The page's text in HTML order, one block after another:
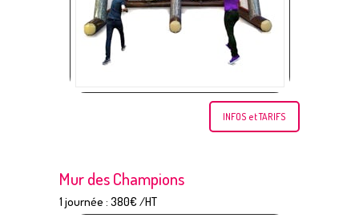
INFOS et TARIFS
Mur des Champions
1 journée : 380€ /HT